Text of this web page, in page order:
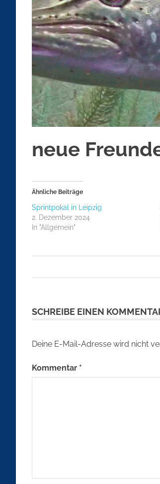
neue
Ähnliche Beiträge
Sprintpokal in Leipzig
2. Dezember 2024
In "Allgemein"
SCHREIBE EINEN
Deine E-Mail-Adresse wird nicht
Kommentar *